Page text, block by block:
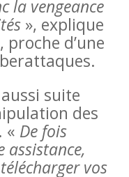
la vengeance
», explique
d’une
suite
des
« De fois
assistance,
vos